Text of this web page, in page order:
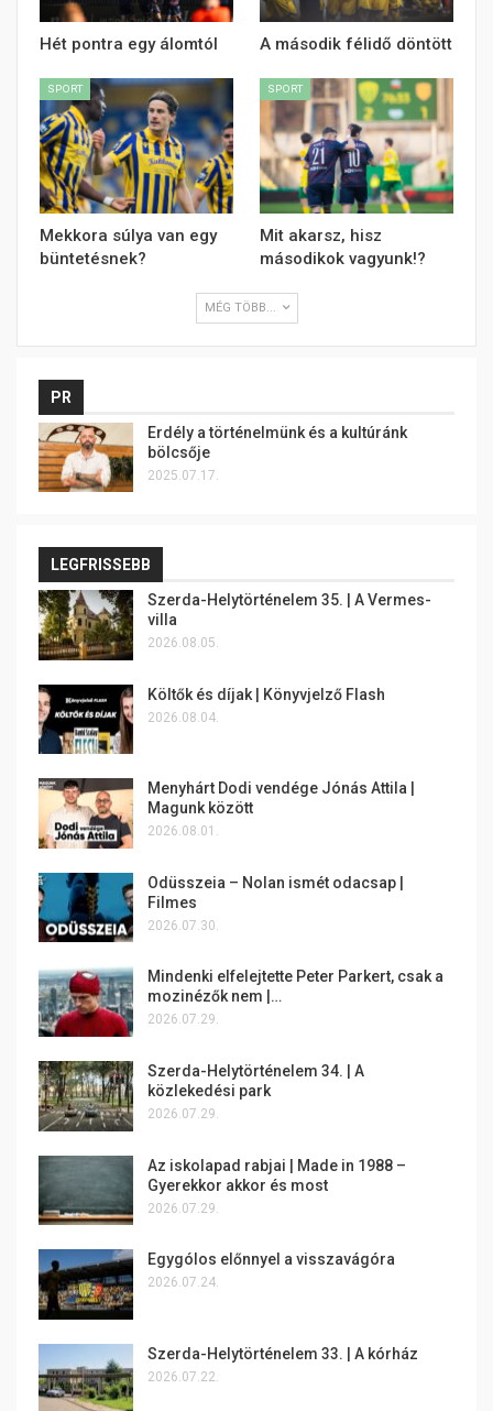
Hét pontra egy álomtól A második félidő döntött
SPORT
Mekkora súlya van egy
büntetésnek?
SPORT
Mit akarsz, hisz
másodikok vagyunk!?
MÉG TÖBB...
PR
Erdély a történelmünk és a kultúránk
bölcsője
2025.07.17.
LEGFRISSEBB
Szerda-Helytörténelem 35. | A Vermes-
villa
2026.08.05.
Költők és díjak | Könyvjelző Flash
2026.08.04.
Menyhárt Dodi vendége Jónás Attila |
Magunk között
2026.08.01.
Odüsszeia – Nolan ismét odacsap |
Filmes
2026.07.30.
Mindenki elfelejtette Peter Parkert, csak a
mozinézők nem |…
2026.07.29.
Szerda-Helytörténelem 34. | A
közlekedési park
2026.07.29.
Az iskolapad rabjai | Made in 1988 –
Gyerekkor akkor és most
2026.07.29.
Egygólos előnnyel a visszavágóra
2026.07.24.
Szerda-Helytörténelem 33. | A kórház
2026.07.22.